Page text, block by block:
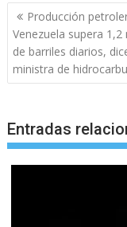
Navegación
de
entradas
Producción
Venezuela supera 1,2
de barriles diarios,
ministra de
Entradas